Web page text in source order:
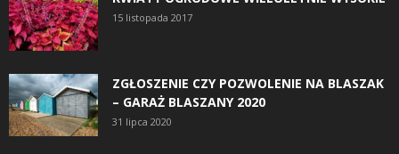
15 listopada 2017
ZGŁOSZENIE CZY POZWOLENIE NA BLASZAK
– GARAŻ BLASZANY 2020
31 lipca 2020